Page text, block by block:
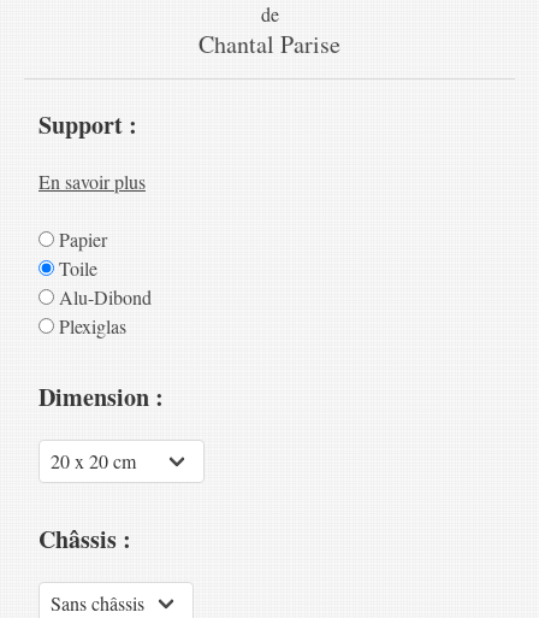
de
Chantal Parise
Support :
En savoir plus
Papier
Toile
Alu-Dibond
Plexiglas
Dimension :
Châssis :